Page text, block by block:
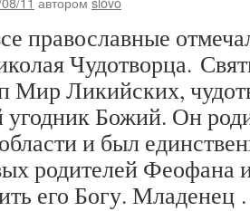
православные
Чудотворца.
Мир Ликийских,
угодник Божий. Он
и был
родителей
его Богу.